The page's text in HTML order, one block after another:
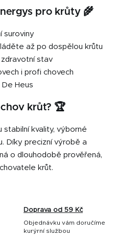
pro krůty 🌾
suroviny
až po dospělou krůtu
zdravotní stav
i profi chovech
Heus
krůt? 🏆
stabilní kvality, výborné
Díky precizní výrobě a
o dlouhodobě prověřená,
krůt.
Doprava od 59 Kč
Objednávku vám doručíme
kurýrní službou